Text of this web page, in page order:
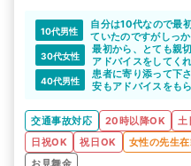
10代男性
自分は10代なので最
ていたのですがしっ
てくれて自分が痛い
療してもらいました
30代女性
最初から、とても親
アドバイスをしてく
ん良好に向かってま
やすく、雰囲気がと
40代男性
患者に寄り添って下
安もアドバイスをも
で、当初の辛さも緩
アクセスも良く、遅
すく助かってます。
交通事故対応 20時以降OK 土
日祝OK
祝日OK 女性の先生